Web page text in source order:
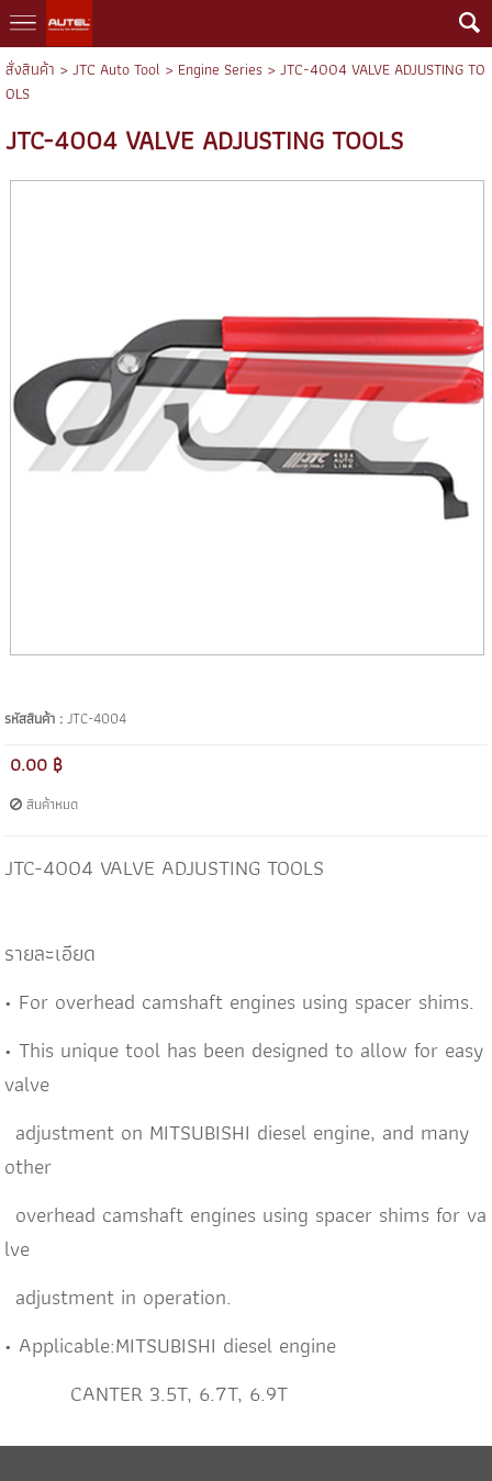
สั่งสินค้า >JTC Auto Tool > Engine Series > JTC-4004 VALVE ADJUSTING TO
OLS
JTC-4004 VALVE ADJUSTING TOOLS
รหัสสินค้า :JTC-4004
0.00 ฿
สินค้าหมด
JTC-4004 VALVE ADJUSTING TOOLS
รายละเอียด
• For overhead camshaft engines using spacer shims.
• This unique tool has been designed to allow for easy
valve
adjustment on MITSUBISHI diesel engine, and many
other
overhead camshaft engines using spacer shims for va
lve
adjustment in operation.
• Applicable:MITSUBISHI diesel engine
CANTER 3.5T, 6.7T, 6.9T